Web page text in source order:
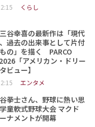
くらし
谷幸喜の最新作は「現代
過去の出来事として片付
の」を描く PARCO
「アメリカン・ドリー
ビュー】
エンタメ
拳士さん、野球に熱い思
童軟式野球大会 マクド
ナメントが開幕